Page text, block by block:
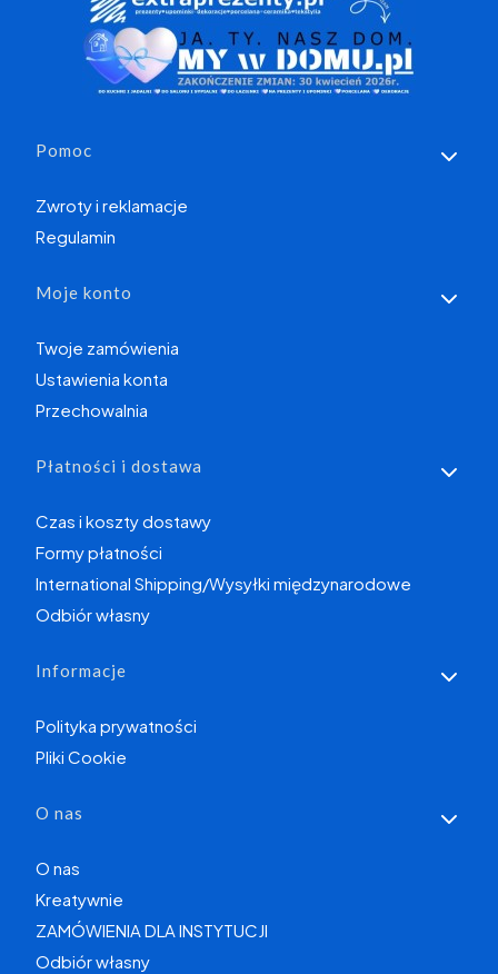
Linki w stopce
Pomoc
Zwroty i reklamacje
Regulamin
Moje konto
Twoje zamówienia
Ustawienia konta
Przechowalnia
Płatności i dostawa
Czas i koszty dostawy
Formy płatności
International Shipping/Wysyłki międzynarodowe
Odbiór własny
Informacje
Polityka prywatności
Pliki Cookie
O nas
O nas
Kreatywnie
ZAMÓWIENIA DLA INSTYTUCJI
Odbiór własny